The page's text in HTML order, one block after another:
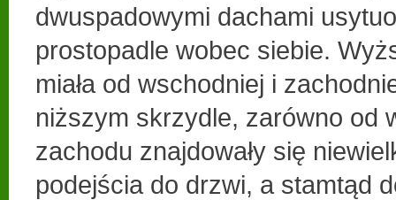
dwuspadowymi dachami
prostopadle wobec siebie.
miała od wschodniej i
niższym skrzydle, zarówno od
zachodu znajdowały się
podejścia do drzwi, a stamtąd